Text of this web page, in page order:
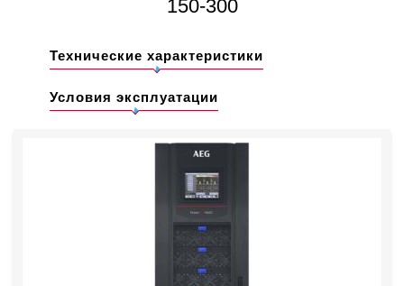
150-300
Технические характеристики
Условия эксплуатации